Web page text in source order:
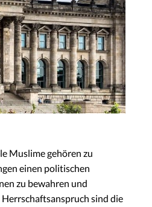
Muslime gehören zu
einen politischen
zu bewahren und
sind die